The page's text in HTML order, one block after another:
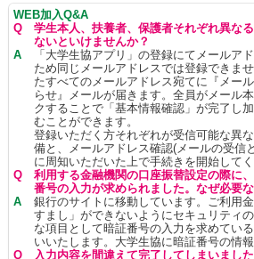
WEB加入Q&A
Q 学生本人、扶養者、保護者それぞれ異な
ないといけませんか？
A
「大学生協アプリ」の登録にてメールア
ため同じメールアドレスでは登録できま
たすべてのメールアドレス宛てに『メー
らせ』メールが届きます。全員がメール
クすることで「基本情報確認」が完了し
むことができます。
登録いただく方それぞれが受信可能な異
備と、メールアドレス確認(メールの受信
に周知いただいた上で手続きを開始してく
Q 利用する金融機関の口座振替設定の際に
番号の入力が求められました。なぜ必要
A 銀行のサイトに移動しています。ご利用
すまし」ができないようにセキュリティ
な項目として暗証番号の入力を求めてい
いいたします。大学生協に暗証番号の情報
Q
入力内容を間違えて完了してしまいまし